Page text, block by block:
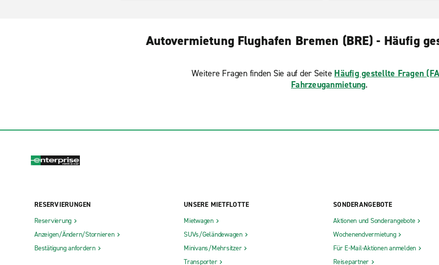
Autovermietung Flughafen Bremen (BRE) - Häufig
Weitere Fragen finden Sie auf der Seite Häufig gestellte Fragen
Fahrzeuganmietung.
RESERVIERUNGEN
Reservierung
Anzeigen/Ändern/Stornieren
Bestätigung anfordern
UNSERE MIETFLOTTE
Mietwagen
SUVs/Geländewagen
Minivans/Mehrsitzer
Transporter
SONDERANGEBOTE
Aktionen und Sonderangebote
Wochenendvermietung
Für E-Mail-Aktionen anmelden
Reisepartner